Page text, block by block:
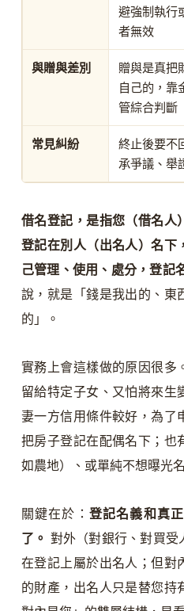
避強制執行
者無效
與贈與差別
贈與是真把
自己的，靠
管綜合判斷
常見糾紛
終止後要不
承爭議、舉
借名登記，是指您（借名人
登記在別人（出名人）名下
己管理、使用、處分，登記
說，就是「錢是我出的、東
的」。
實務上會這樣做的原因很多
留給特定子女、又怕將來生
妻一方信用條件較好，為了
把房子登記在配偶名下；也
如農地）、或單純不想曝光
關鍵在於： 登記名義和真
了。 對外（對銀行、對買受
在登記上屬於出名人；但對
的財產，出名人只是替您持